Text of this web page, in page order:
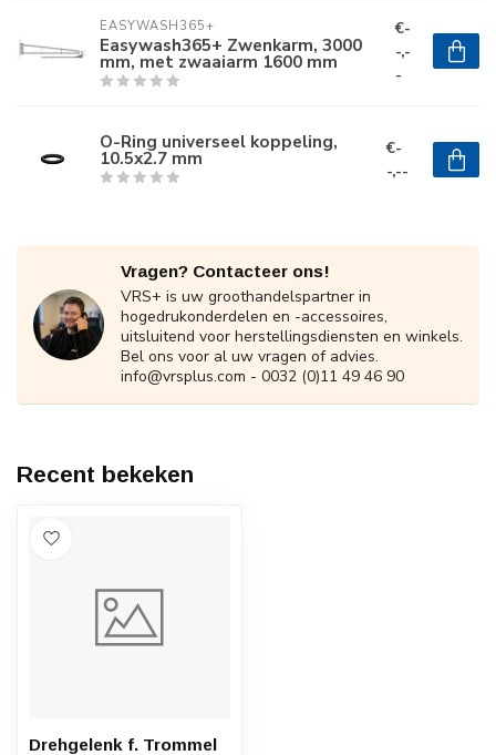
EASYWASH365+
Easywash365+ Zwenkarm, 3000
mm, met zwaaiarm 1600 mm
€-
-,-
-
O-Ring universeel koppeling,
10.5x2.7 mm
€-
-,--
Vragen? Contacteer ons!
VRS+ is uw groothandelspartner in
hogedrukonderdelen en -accessoires,
uitsluitend voor herstellingsdiensten en winkels.
Bel ons voor al uw vragen of advies.
info@vrsplus.com - 0032 (0)11 49 46 90
Recent bekeken
Drehgelenk f. Trommel